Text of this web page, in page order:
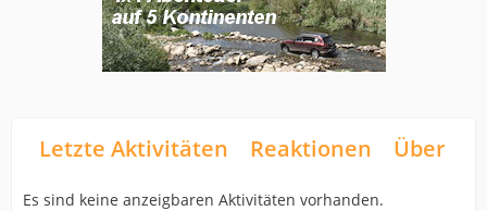
Letzte Aktivitäten Reaktionen Über
Es sind keine anzeigbaren Aktivitäten vorhanden.